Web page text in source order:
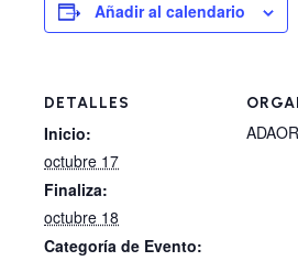
Añadir al calendario
DETALLES
Inicio:
octubre 17
Finaliza:
octubre 18
Categoría de Evento: